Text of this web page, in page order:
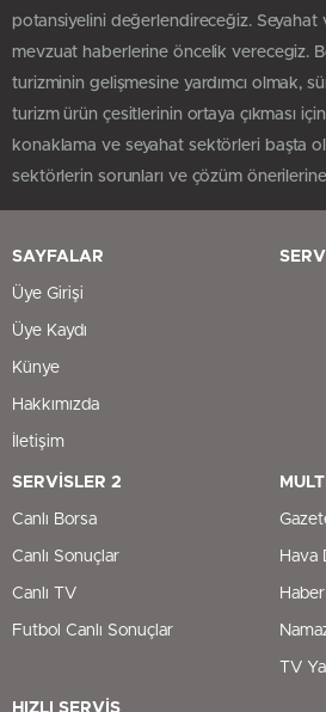
potansiyelini değerlendireceğiz.
mevzuat haberlerine öncelik verecegiz.
turizminin gelişmesine yardımcı olmak,
turizm ürün çesitlerinin ortaya çıkması
konaklama ve seyahat sektörleri başta
sektörlerin sorunları ve çözüm
SAYFALAR
Üye Girişi
Üye Kaydı
Künye
Hakkımızda
İletişim
SERVİSLER 2
Canlı Borsa
Canlı Sonuçlar
Canlı TV
Futbol Canlı Sonuçlar
Hava
TV
HIZLI SERVİS